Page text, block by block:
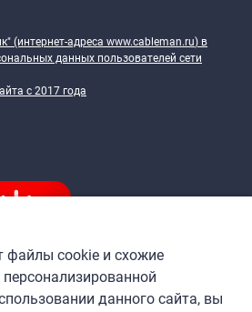
(интернет-адреса www.cableman.ru) в
данных пользователей сети
c 2017 года
файлы cookie и схожие
данного сайта, вы